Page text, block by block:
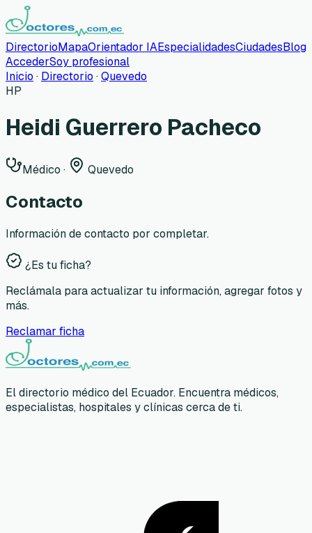
DirectorioMapaOrientador IAEspecialidadesCiudadesBlog
AccederSoy profesional
Inicio · Directorio ·Quevedo
HP
Heidi Guerrero Pacheco
Médico · Quevedo
Contacto
Información de contacto por completar.
¿Es tu ficha?
Reclámala para actualizar tu información, agregar fotos y
más.
Reclamar ficha
El directorio médico del Ecuador. Encuentra médicos,
especialistas, hospitales y clínicas cerca de ti.